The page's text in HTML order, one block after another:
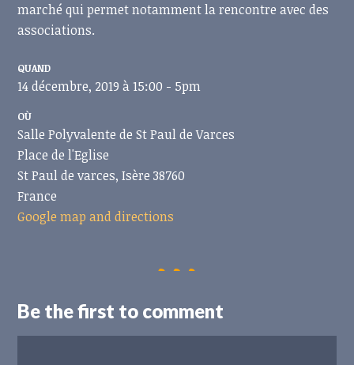
marché qui permet notamment la rencontre avec des
associations.
QUAND
14 décembre, 2019 à 15:00 - 5pm
OÙ
Salle Polyvalente de St Paul de Varces
Place de l'Eglise
St Paul de varces, Isère 38760
France
Google map and directions
Be the first to comment